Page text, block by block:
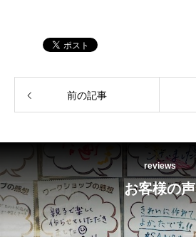
前の記事
reviews
お客様の声